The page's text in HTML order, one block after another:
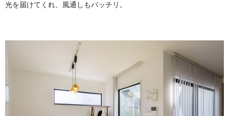
光を届けてくれ、風通しもバッチリ。